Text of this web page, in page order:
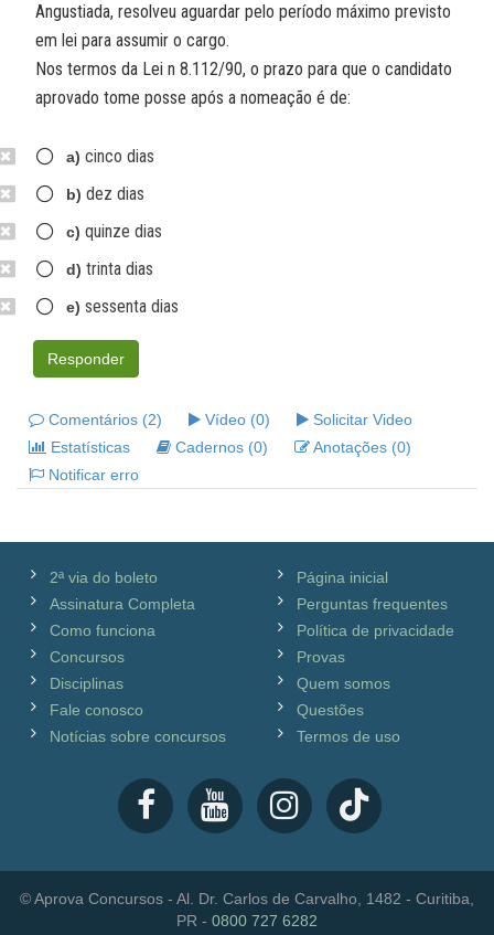
Angustiada, resolveu aguardar pelo período máximo previsto
em lei para assumir o cargo.
Nos termos da Lei n 8.112/90, o prazo para que o candidato
aprovado tome posse após a nomeação é de:
a) cinco dias
b) dez dias
c) quinze dias
d) trinta dias
e) sessenta dias
Responder
Comentários (2) Vídeo (0)
Solicitar Video
Estatísticas
Cadernos (0)
Anotações (0)
Notificar erro
2ª via do boleto
Assinatura Completa
Como funciona
Concursos
Disciplinas
Fale conosco
Notícias sobre concursos
Página inicial
Perguntas frequentes
Política de privacidade
Provas
Quem somos
Questões
Termos de uso
© Aprova Concursos - Al. Dr. Carlos de Carvalho, 1482 - Curitiba,
PR - 0800 727 6282